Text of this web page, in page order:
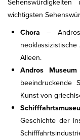
wichtigsten
Chora –
Alleen.
Andros
beeindruckende
Kunst von
Geschichte der